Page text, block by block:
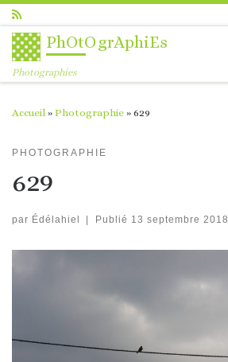
Passer au contenu
PhOtOgrAphiEs
Photographies
Accueil » Photographie » 629
PHOTOGRAPHIE
629
par Édélahiel Publié 13 septembre 2018